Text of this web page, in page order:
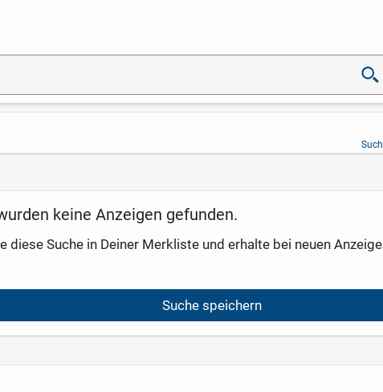
keine Anzeigen gefunden.
diese Suche in Deiner Merkliste und erhalte bei neuen
Suche speichern